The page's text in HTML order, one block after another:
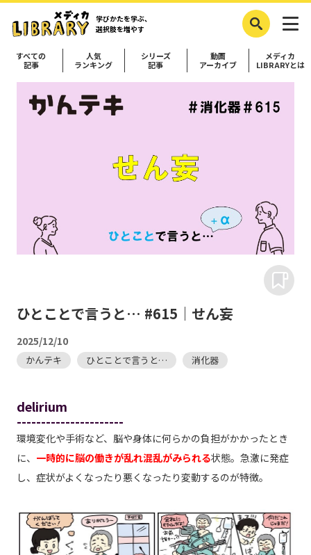
学びかたを学ぶ、
選択肢を増やす
すべての
記事
人気
ランキング
シリーズ
記事
動画
アーカイブ
メディカ
LIBRARYとは
ひとことで言うと… #615｜せん妄
2025/12/10
かんテキ ひとことで言うと… 消化器
delirium
----------------------
環境変化や手術など、脳や身体に何らかの負担がかかったとき
に、 一時的に脳の働きが乱れ混乱がみられる状態。急激に発症
し、症状がよくなったり悪くなったり変動するのが特徴。